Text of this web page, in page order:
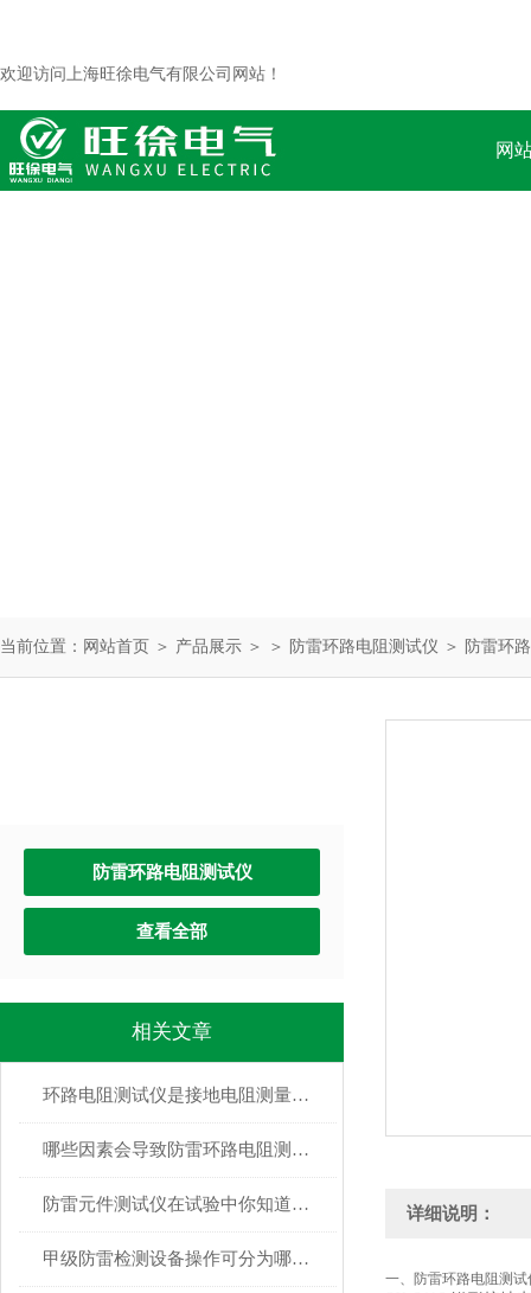
欢迎访问上海旺徐电气有限公司网站！
网
当前位置： 网站首页 ＞ 产品展示 ＞ ＞ 防雷环路电阻测试仪 ＞ 防雷环
防雷环路电阻测试仪
查看全部
相关文章
环路电阻测试仪是接地电阻测量和回路电阻测量的理想仪器
哪些因素会导致防雷环路电阻测试仪不准确，如何避免呢？
防雷元件测试仪在试验中你知道注意事项吗
甲级防雷检测设备操作可分为哪三个基本步骤
详细说明：
一、防雷环路电阻测试